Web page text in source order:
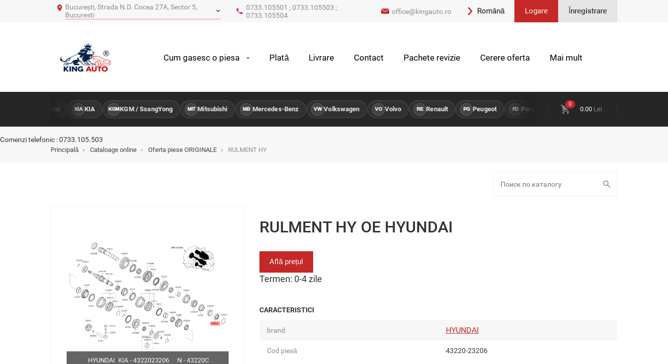
București, Strada N.D. Cocea 27A, Sector 5,
Bucuresti
0733.105501 ; 0733.105503 ;
0733.105504
office@kingauto.ro Română Logare Înregistrare
Cum gasesc o piesa Plată Livrare Contact Pachete revizie Cerere oferta Mai mult
KIA KIA KGMKGM / SsangYong MIT Mitsubishi MB Mercedes-Benz VW Volkswagen VO Volvo RE Renault PG Peugeot FD Ford Opel LR Land Rover
0
0.00 Lei
Comenzi telefonic : 0733.105.503
Principală Cataloage online Oferta piese ORIGINALE RULMENT HY
RULMENT HY OE HYUNDAI
Află prețul
Termen: 0-4 zile
CARACTERISTICI
brand HYUNDAI
Cod piesă 43220-23206